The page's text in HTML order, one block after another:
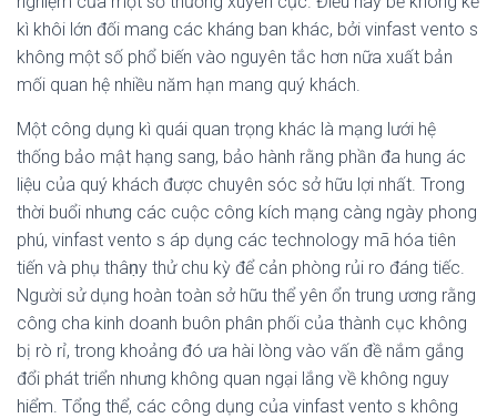
kì khôi lớn đối mang các kháng ban khác, bởi vinfast vento s
không một số phổ biến vào nguyên tắc hơn nữa xuất bản
mối quan hệ nhiều năm hạn mang quý khách.
Một công dụng kì quái quan trọng khác là mạng lưới hệ
thống bảo mật hạng sang, bảo hành rằng phần đa hung ác
liệu của quý khách được chuyên sóc sở hữu lợi nhất. Trong
thời buổi nhưng các cuộc công kích mạng càng ngày phong
phú, vinfast vento s áp dụng các technology mã hóa tiên
tiến và phụ thâṇy thử chu kỳ để cản phòng rủi ro đáng tiếc.
Người sử dụng hoàn toàn sở hữu thể yên ổn trung ương rằng
công cha kinh doanh buôn phân phối của thành cục không
bị rò rỉ, trong khoảng đó ưa hài lòng vào vấn đề nắm gắng
đổi phát triển nhưng không quan ngại lắng về không nguy
hiểm. Tổng thể, các công dụng của vinfast vento s không